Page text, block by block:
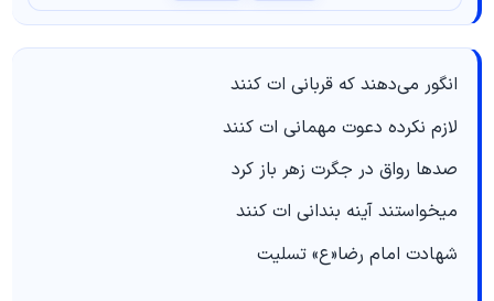
انگور می‌دهند که قربانی ات کنند
لازم نکرده دعوت مهمانی ات کنند
صدها رواق در جگرت زهر باز کرد
میخواستند آینه بندانی ات کنند
شهادت امام رضا«ع» تسلیت